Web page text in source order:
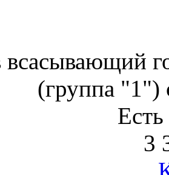
всасывающий
(группа "1")
3